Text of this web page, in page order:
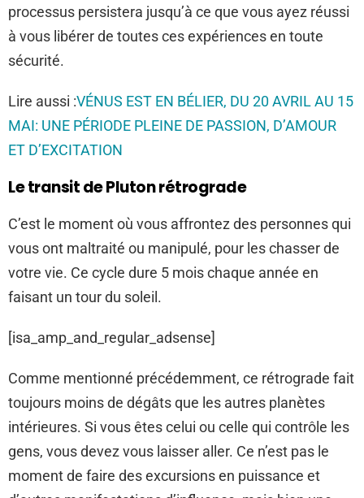
processus persistera jusqu’à ce que vous ayez réussi
à vous libérer de toutes ces expériences en toute
sécurité.
Lire aussi :VÉNUS EST EN BÉLIER, DU 20 AVRIL AU 15
MAI: UNE PÉRIODE PLEINE DE PASSION, D’AMOUR
ET D’EXCITATION
Le transit de Pluton rétrograde
C’est le moment où vous affrontez des personnes qui
vous ont maltraité ou manipulé, pour les chasser de
votre vie. Ce cycle dure 5 mois chaque année en
faisant un tour du soleil.
[isa_amp_and_regular_adsense]
Comme mentionné précédemment, ce rétrograde fait
toujours moins de dégâts que les autres planètes
intérieures. Si vous êtes celui ou celle qui contrôle les
gens, vous devez vous laisser aller. Ce n’est pas le
moment de faire des excursions en puissance et